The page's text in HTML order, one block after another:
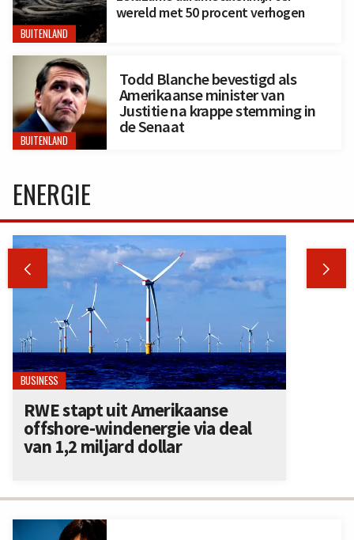
BUITENLAND
wereld met 50 procent verhogen
BUITENLAND
Todd Blanche bevestigd als
Amerikaanse minister van
Justitie na krappe stemming in
de Senaat
ENERGIE
 
BUSINESS
RWE stapt uit Amerikaanse
offshore-windenergie via deal
van 1,2 miljard dollar